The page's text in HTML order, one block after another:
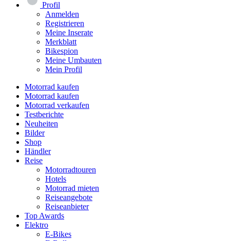
Profil
Anmelden
Registrieren
Meine Inserate
Merkblatt
Bikespion
Meine Umbauten
Mein Profil
Motorrad kaufen
Motorrad kaufen
Motorrad verkaufen
Testberichte
Neuheiten
Bilder
Shop
Händler
Reise
Motorradtouren
Hotels
Motorrad mieten
Reiseangebote
Reiseanbieter
Top Awards
Elektro
E-Bikes